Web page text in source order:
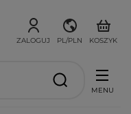
ZALOGUJ PL/PLN KOSZYK
MENU